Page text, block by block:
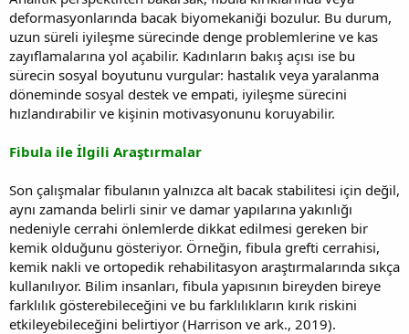
deformasyonlarında bacak biyomekaniği bozulur. Bu durum,
uzun süreli iyileşme sürecinde denge problemlerine ve kas
zayıflamalarına yol açabilir. Kadınların bakış açısı ise bu
sürecin sosyal boyutunu vurgular: hastalık veya yaralanma
döneminde sosyal destek ve empati, iyileşme sürecini
hızlandırabilir ve kişinin motivasyonunu koruyabilir.
Fibula ile İlgili Araştırmalar
Son çalışmalar fibulanın yalnızca alt bacak stabilitesi için değil,
aynı zamanda belirli sinir ve damar yapılarına yakınlığı
nedeniyle cerrahi önlemlerde dikkat edilmesi gereken bir
kemik olduğunu gösteriyor. Örneğin, fibula grefti cerrahisi,
kemik nakli ve ortopedik rehabilitasyon araştırmalarında sıkça
kullanılıyor. Bilim insanları, fibula yapısının bireyden bireye
farklılık gösterebileceğini ve bu farklılıkların kırık riskini
etkileyebileceğini belirtiyor (Harrison ve ark., 2019).